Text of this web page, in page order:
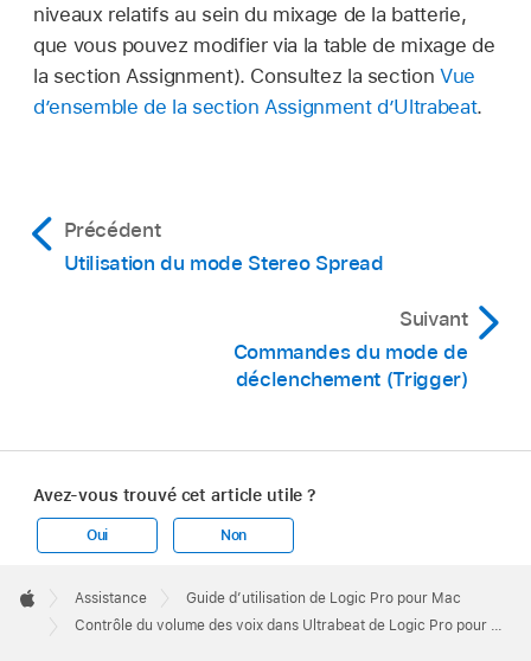
niveaux relatifs au sein du mixage de la batterie,
que vous pouvez modifier via la table de mixage de
la section Assignment). Consultez la section Vue
d’ensemble de la section Assignment d’Ultrabeat.
Précédent
Utilisation du mode Stereo Spread
Suivant
Commandes du mode de
déclenchement (Trigger)
Avez-vous trouvé cet article utile ?
Oui Non
Footer

Apple
Assistance
Guide d’utilisation de Logic Pro pour Mac
Contrôle du volume des voix dans Ultrabeat de Logic Pro pour Mac